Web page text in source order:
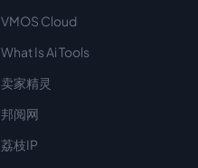
VMOS Cloud
What Is Ai Tools
卖家精灵
邦阅网
荔枝IP